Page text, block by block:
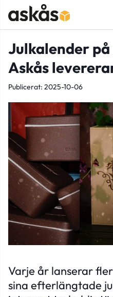
Julkalender
Askås
Publicerat: 2025-10-06
Varje år lanserar
sina efterlängtade